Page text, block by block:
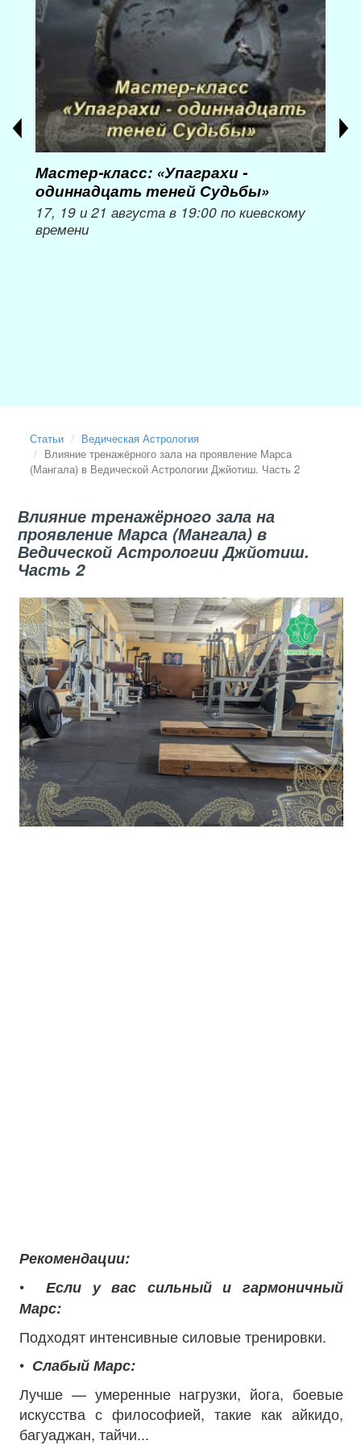
Мастер-класс: «Упаграхи -
одиннадцать теней Судьбы»
17, 19 и 21 августа в 19:00 по киевскому
времени
Статьи
Ведическая Астрология
Влияние тренажёрного зала на проявление Марса
(Мангала) в Ведической Астрологии Джйотиш. Часть 2
Влияние тренажёрного зала на
проявление Марса (Мангала) в
Ведической Астрологии Джйотиш.
Часть 2
Рекомендации:
•Если у вас сильный и гармоничный
Марс:
Подходят интенсивные силовые тренировки.
• Слабый Марс:
Лучше — умеренные нагрузки, йога, боевые
искусства с философией, такие как айкидо,
багуаджан, тайчи...